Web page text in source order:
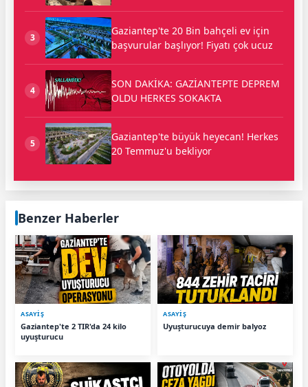
3
Gaziantep'te 20 Bin bahçeli ev için
başvurular başlıyor! Fiyatı çok ucuz
4
SON DAKİKA: GAZİANTEPTE DEPREM
OLDU HERKES SOKAKTA
5
Gaziantep'te büyük heyecan! Herkes
20 Temmuz'u bekliyor
Benzer Haberler
ASAYİŞ
Gaziantep'te 2 TIR'da 24 kilo
uyuşturucu
ASAYİŞ
Uyuşturucuya demir balyoz